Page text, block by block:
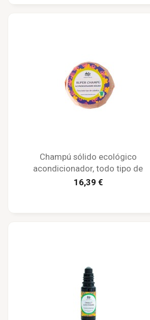
Champú sólido ecológico
acondicionador, todo tipo de
cabellos, envoltura papel - Maison
16,39 €